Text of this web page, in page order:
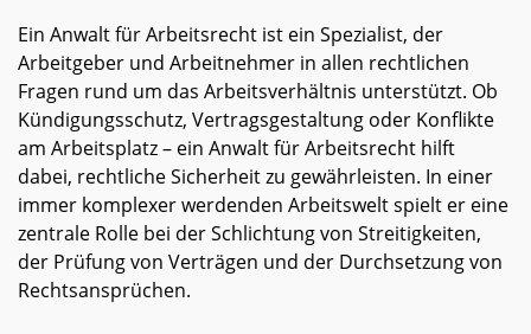
Ein Anwalt für Arbeitsrecht ist ein Spezialist, der
Arbeitgeber und Arbeitnehmer in allen rechtlichen
Fragen rund um das Arbeitsverhältnis unterstützt. Ob
Kündigungsschutz, Vertragsgestaltung oder Konflikte
am Arbeitsplatz – ein Anwalt für Arbeitsrecht hilft
dabei, rechtliche Sicherheit zu gewährleisten. In einer
immer komplexer werdenden Arbeitswelt spielt er eine
zentrale Rolle bei der Schlichtung von Streitigkeiten,
der Prüfung von Verträgen und der Durchsetzung von
Rechtsansprüchen.